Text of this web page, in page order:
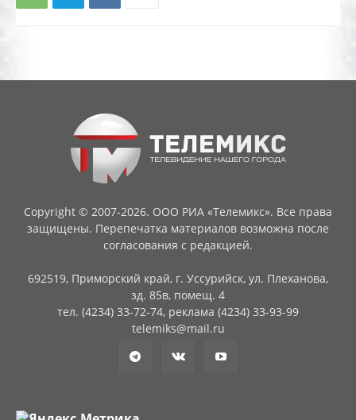
Copyright © 2007-2026. ООО РИА «Телемикс». Все права
защищены. Перепечатка материалов возможна после
согласования с редакцией.
692519, Приморский край, г. Уссурийск, ул. Плеханова,
зд. 85в, помещ. 4
тел. (4234) 33-72-74, реклама (4234) 33-93-99
telemiks@mail.ru